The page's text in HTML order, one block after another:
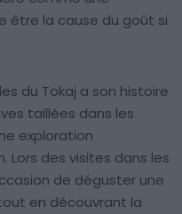
être la cause du goût si
du Tokaj a son histoire
taillées dans les
exploration
Lors des visites dans les
de déguster une
en découvrant la